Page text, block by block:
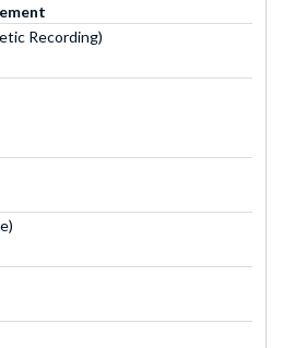
Recording)